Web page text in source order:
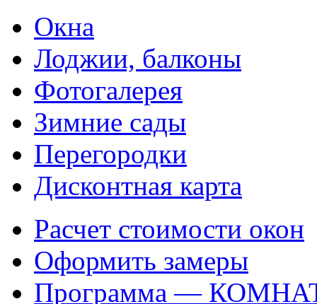
Окна
Лоджии, балконы
Фотогалерея
Зимние сады
Перегородки
Дисконтная карта
Расчет стоимости окон
Оформить замеры
Программа —